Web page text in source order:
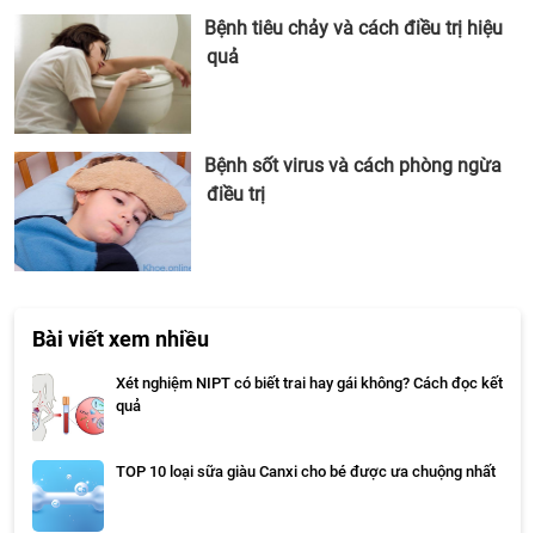
Bệnh tiêu chảy và cách điều trị hiệu
quả
Bệnh sốt virus và cách phòng ngừa
điều trị
Bài viết xem nhiều
Xét nghiệm NIPT có biết trai hay gái không? Cách đọc kết
quả
TOP 10 loại sữa giàu Canxi cho bé được ưa chuộng nhất